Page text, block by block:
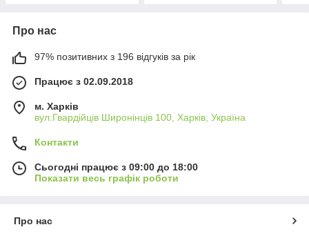
Про нас
97% позитивних з 196 відгуків за рік
Працює з 02.09.2018
м. Харків
вул.Гвардійців Широнінців 100, Харків, Україна
Контакти
Сьогодні працює з 09:00 до 18:00
Показати весь графік роботи
Про нас